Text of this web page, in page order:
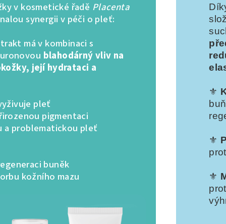
v kosmetické řadě Placenta
synergii v péči o pleť:
má v kombinaci s
blahodárný vliv na
její hydrataci a
pleť
pigmentaci
a problematickou pleť
buněk
kožního mazu
⚜️
⚜️
⚜️